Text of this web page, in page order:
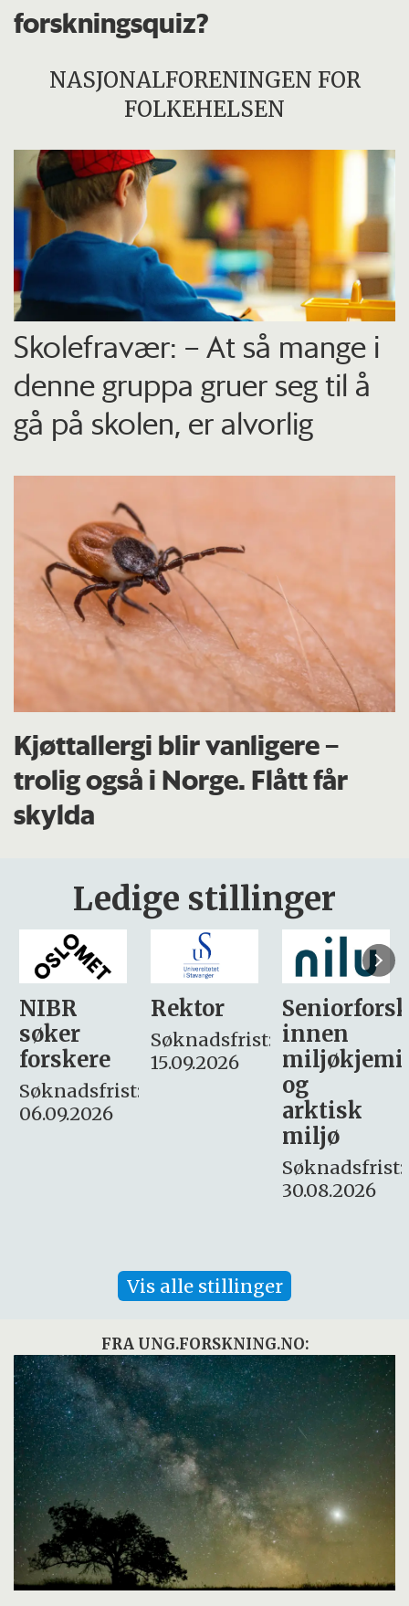
forskningsquiz?
NASJONALFORENINGEN FOR
FOLKEHELSEN
Skolefravær: – At så mange i
denne gruppa gruer seg til å
gå på skolen, er alvorlig
Kjøttallergi blir vanligere –
trolig også i Norge. Flått får
skylda
Ledige stillinger
Rektor
Søknadsfrist:
15.09.2026
Seniorforsker
innen
miljøkjemi
søker
– fast
Søknadsfrist:
16. august.
Vis alle stillinger
FRA UNG.FORSKNING.NO: